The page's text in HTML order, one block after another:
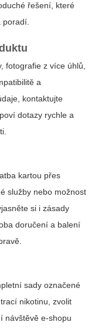
řešení, které
poradí.
fotografie z více úhlů,
a
kontaktujte
dotazy rychle a
kartou přes
služby nebo možnost
si i zásady
doručení a balení
sady označené
nikotinu, zvolit
návštěvě e-shopu